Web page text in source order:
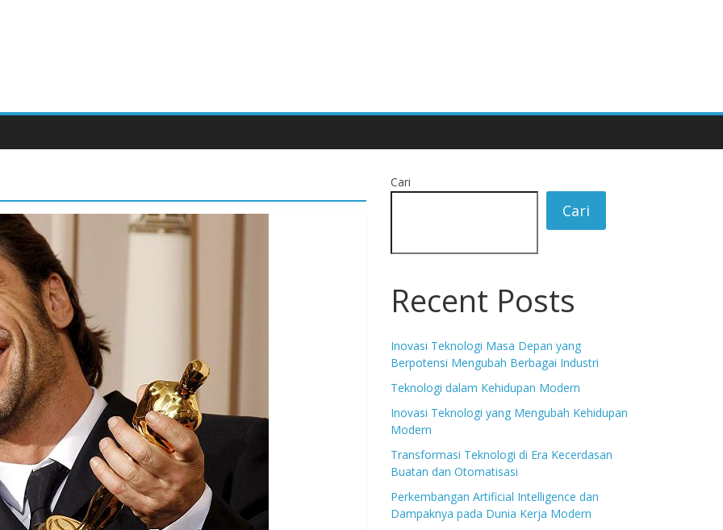
Cari
Cari
Recent Posts
Inovasi Teknologi Masa Depan yang
Berpotensi Mengubah Berbagai Industri
Teknologi dalam Kehidupan Modern
Inovasi Teknologi yang Mengubah Kehidupan
Modern
Transformasi Teknologi di Era Kecerdasan
Buatan dan Otomatisasi
Perkembangan Artificial Intelligence dan
Dampaknya pada Dunia Kerja Modern